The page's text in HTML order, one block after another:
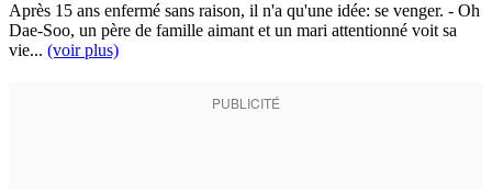
Après 15 ans enfermé sans raison, il n'a qu'une idée: se venger. - Oh
Dae-Soo, un père de famille aimant et un mari attentionné voit sa
vie... (voir plus)